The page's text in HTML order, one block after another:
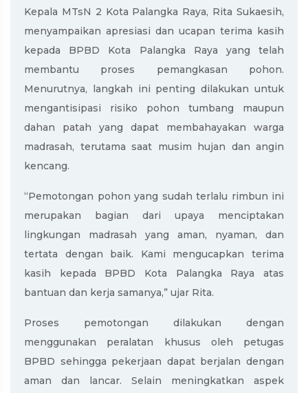
Kepala MTsN 2 Kota Palangka Raya, Rita Sukaesih,
menyampaikan apresiasi dan ucapan terima kasih
kepada BPBD Kota Palangka Raya yang telah
membantu proses pemangkasan pohon.
Menurutnya, langkah ini penting dilakukan untuk
mengantisipasi risiko pohon tumbang maupun
dahan patah yang dapat membahayakan warga
madrasah, terutama saat musim hujan dan angin
kencang.
“Pemotongan pohon yang sudah terlalu rimbun ini
merupakan bagian dari upaya menciptakan
lingkungan madrasah yang aman, nyaman, dan
tertata dengan baik. Kami mengucapkan terima
kasih kepada BPBD Kota Palangka Raya atas
bantuan dan kerja samanya,” ujar Rita.
Proses pemotongan dilakukan dengan
menggunakan peralatan khusus oleh petugas
BPBD sehingga pekerjaan dapat berjalan dengan
aman dan lancar. Selain meningkatkan aspek